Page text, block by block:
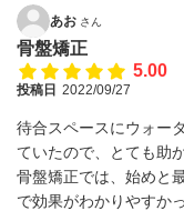
あお さん
骨盤矯正
5.00
投稿日 2022/09/27
待合スペースにウォー
ていたので、とても助
骨盤矯正では、始めと
で効果がわかりやすか